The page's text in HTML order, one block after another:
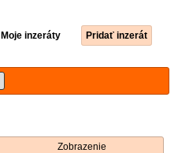
Moje inzeráty Pridať inzerát
Zobrazenie